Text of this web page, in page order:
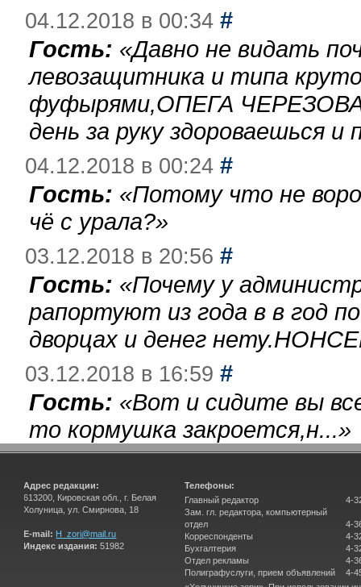
04.12.2018 в 00:34 #
Гость: «Давно не видать
левозащитника и типа
фуфырями,ОПЕГА
день за руку здороваешься
04.12.2018 в 00:24 #
Гость: «Потому что не
чё с урала?»
03.12.2018 в 20:56 #
Гость: «Почему у
рапортуют из года в в год
дворцах и денег
03.12.2018 в 16:59 #
Гость: «Вот и сидите вы
то кормушка закроется,н...»
Адрес редакции:
613200, Кировская обл., г. Белая
Холуница, ул. Смирнова, 18
E-mail: H_zori@mail.ru
Индекс издания: 51982
Телефоны:
Главный редактор
Зам. гл. редактора, компьютерный
отдел
Корреспонденты
Бухгалтерия
Отдел рекламы
Полиграфуслуги, прием объявлений
4-
4-
4-
4-
4-
4-